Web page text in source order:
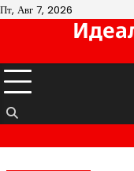
Перейти
Пт, Авг 7, 2026